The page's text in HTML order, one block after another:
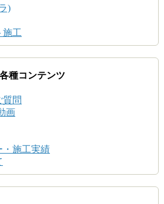
)
施工
各種コンテンツ
質問
画
・施工実績